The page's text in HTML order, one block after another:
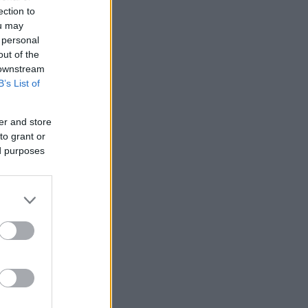
to
may
of the
List of
and store
grant or
purposes